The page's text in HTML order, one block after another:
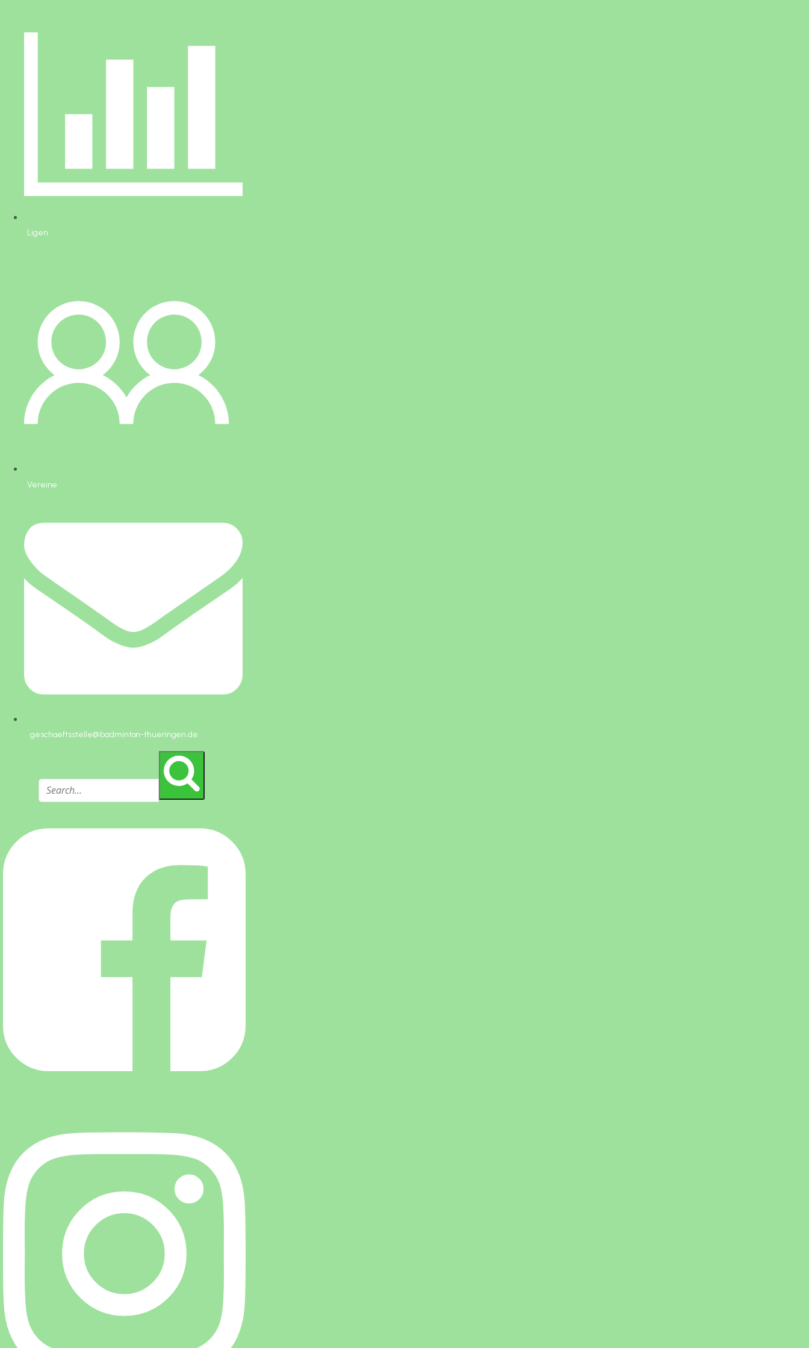
Ligen
Vereine
geschaeftsstelle@badminton-thueringen.de